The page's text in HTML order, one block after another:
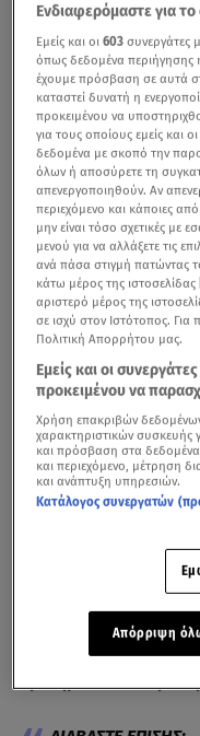
Δείτε το βίντεο που
Καλοκαίρι βγαίνει
περνάει το
αγαπημένο του νησί
Ενδιαφερόμαστε για
Εμείς και οι603 συνεργάτες
όπως δεδομένα περιήγησης
έχουμε πρόσβαση σε αυτά
καταστεί δυνατή η
προκειμένου να
για τους οποίους εμείς και
δεδομένα με σκοπό την
όλων ή αποσύρετε τη
απενεργοποιηθούν. Αν
περιεχόμενο και κάποιες
μην είναι τόσο σχετικές με
μενού για να αλλάξετε τις
ανά πάσα στιγμή πατώντας
κάτω μέρος της
αριστερό μέρος της
σε ισχύ στον Ιστότοπος. Για
Πολιτική Απορρήτου μας.
Εμείς και οι
προκειμένου να
Χρήση επακριβών
χαρακτηριστικών
και πρόσβαση στα
και περιεχόμενο, μέτρηση
και ανάπτυξη υπηρεσιών.
Κατάλογος συνεργατών
Απόρριψη